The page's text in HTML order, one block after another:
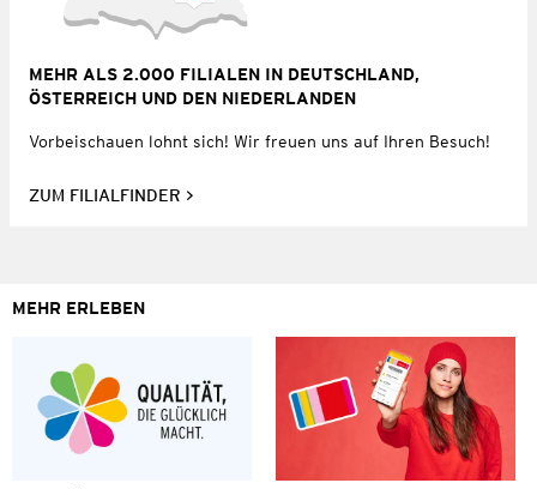
MEHR ALS 2.000 FILIALEN IN DEUTSCHLAND,
ÖSTERREICH UND DEN NIEDERLANDEN
Vorbeischauen lohnt sich! Wir freuen uns auf Ihren Besuch!
ZUM FILIALFINDER
MEHR ERLEBEN